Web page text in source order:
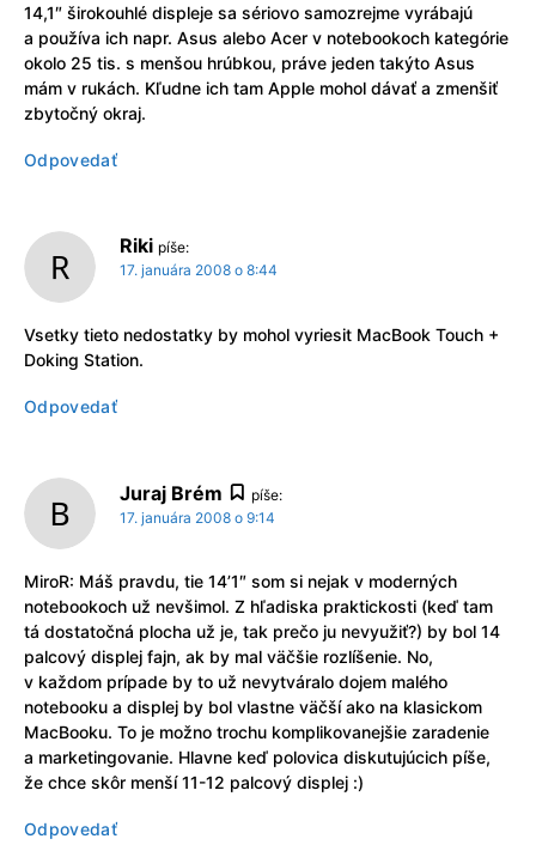
14,1″ širokouhlé displeje sa sériovo samozrejme vyrábajú
a používa ich napr. Asus alebo Acer v notebookoch kategórie
okolo 25 tis. s menšou hrúbkou, práve jeden takýto Asus
mám v rukách. Kľudne ich tam Apple mohol dávať a zmenšiť
zbytočný okraj.
Odpovedať
Riki píše:
17. januára 2008 o 8:44
Vsetky tieto nedostatky by mohol vyriesit MacBook Touch +
Doking Station.
Odpovedať
Juraj Brém
píše:
17. januára 2008 o 9:14
MiroR: Máš pravdu, tie 14’1″ som si nejak v moderných
notebookoch už nevšimol. Z hľadiska praktickosti (keď tam
tá dostatočná plocha už je, tak prečo ju nevyužiť?) by bol 14
palcový displej fajn, ak by mal väčšie rozlíšenie. No,
v každom prípade by to už nevytváralo dojem malého
notebooku a displej by bol vlastne väčší ako na klasickom
MacBooku. To je možno trochu komplikovanejšie zaradenie
a marketingovanie. Hlavne keď polovica diskutujúcich píše,
že chce skôr menší 11-12 palcový displej :)
Odpovedať